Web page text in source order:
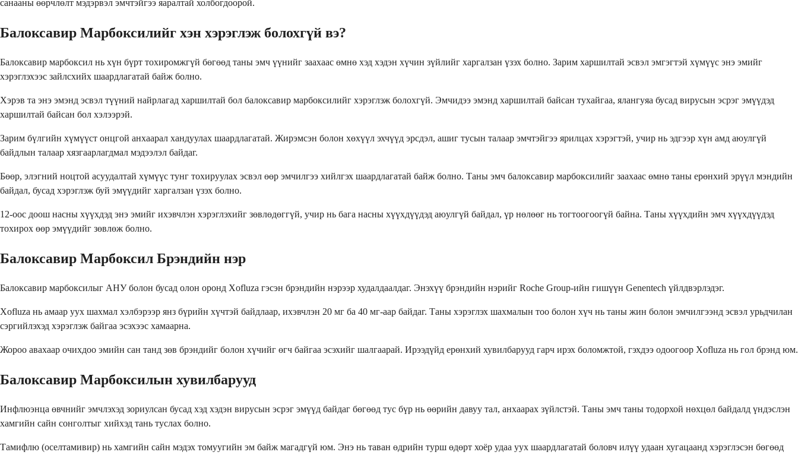
санааны өөрчлөлт мэдэрвэл эмчтэйгээ яаралтай холбогдоорой.
Балоксавир Марбоксилийг хэн хэрэглэж болохгүй вэ?
Балоксавир марбоксил нь хүн бүрт тохиромжгүй бөгөөд таны эмч үүнийг заахаас өмнө хэд хэдэн хүчин зүйлийг харгалзан үзэх болно. Зарим харшилтай эсвэл эмгэгтэй хүмүүс энэ эмийг
хэрэглэхээс зайлсхийх шаардлагатай байж болно.
Хэрэв та энэ эмэнд эсвэл түүний найрлагад харшилтай бол балоксавир марбоксилийг хэрэглэж болохгүй. Эмчидээ эмэнд харшилтай байсан тухайгаа, ялангуяа бусад вирусын эсрэг эмүүдэд
харшилтай байсан бол хэлээрэй.
Зарим бүлгийн хүмүүст онцгой анхаарал хандуулах шаардлагатай. Жирэмсэн болон хөхүүл эхчүүд эрсдэл, ашиг тусын талаар эмчтэйгээ ярилцах хэрэгтэй, учир нь эдгээр хүн амд аюулгүй
байдлын талаар хязгаарлагдмал мэдээлэл байдаг.
Бөөр, элэгний ноцтой асуудалтай хүмүүс тунг тохируулах эсвэл өөр эмчилгээ хийлгэх шаардлагатай байж болно. Таны эмч балоксавир марбоксилийг заахаас өмнө таны ерөнхий эрүүл мэндийн
байдал, бусад хэрэглэж буй эмүүдийг харгалзан үзэх болно.
12-оос доош насны хүүхдэд энэ эмийг ихэвчлэн хэрэглэхийг зөвлөдөггүй, учир нь бага насны хүүхдүүдэд аюулгүй байдал, үр нөлөөг нь тогтоогоогүй байна. Таны хүүхдийн эмч хүүхдүүдэд
тохирох өөр эмүүдийг зөвлөж болно.
Балоксавир Марбоксил Брэндийн нэр
Балоксавир марбоксилыг АНУ болон бусад олон оронд Xofluza гэсэн брэндийн нэрээр худалдаалдаг. Энэхүү брэндийн нэрийг Roche Group-ийн гишүүн Genentech үйлдвэрлэдэг.
Xofluza нь амаар уух шахмал хэлбэрээр янз бүрийн хүчтэй байдлаар, ихэвчлэн 20 мг ба 40 мг-аар байдаг. Таны хэрэглэх шахмалын тоо болон хүч нь таны жин болон эмчилгээнд эсвэл урьдчилан
сэргийлэхэд хэрэглэж байгаа эсэхээс хамаарна.
Жороо авахаар очихдоо эмийн сан танд зөв брэндийг болон хүчийг өгч байгаа эсэхийг шалгаарай. Ирээдүйд ерөнхий хувилбарууд гарч ирэх боломжтой, гэхдээ одоогоор Xofluza нь гол брэнд юм.
Балоксавир Марбоксилын хувилбарууд
Инфлюэнца өвчнийг эмчлэхэд зориулсан бусад хэд хэдэн вирусын эсрэг эмүүд байдаг бөгөөд тус бүр нь өөрийн давуу тал, анхаарах зүйлстэй. Таны эмч таны тодорхой нөхцөл байдалд үндэслэн
хамгийн сайн сонголтыг хийхэд тань туслах болно.
Тамифлю (оселтамивир) нь хамгийн сайн мэдэх томуугийн эм байж магадгүй юм. Энэ нь таван өдрийн турш өдөрт хоёр удаа уух шаардлагатай боловч илүү удаан хугацаанд хэрэглэсэн бөгөөд